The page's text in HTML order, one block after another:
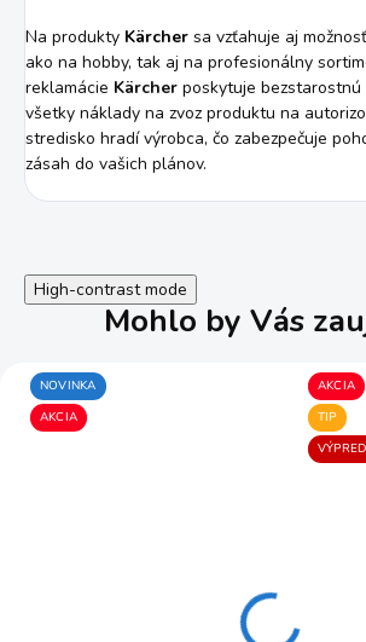
Na produkty Kärcher sa vzťahuje aj
ako na hobby, tak aj na profesionálny
reklamácie Kärcher poskytuje bezstarostnú
všetky náklady na zvoz produktu na
stredisko hradí výrobca, čo zabezpečuje
zásah do vašich plánov.
High-contrast mode
Mohlo by Vás
AKCIA
NOVINKA
výmenný nadstavec Car
AKCIA
TIP